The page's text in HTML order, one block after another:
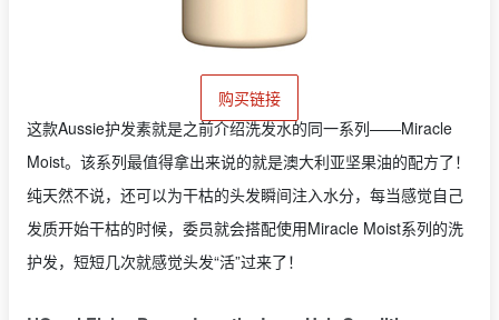
购买链接
这款Aussie护发素就是之前介绍洗发水的同一系列——Miracle
Moist。该系列最值得拿出来说的就是澳大利亚坚果油的配方了！
纯天然不说，还可以为干枯的头发瞬间注入水分，每当感觉自己
发质开始干枯的时候，委员就会搭配使用Miracle Moist系列的洗
护发，短短几次就感觉头发“活”过来了！